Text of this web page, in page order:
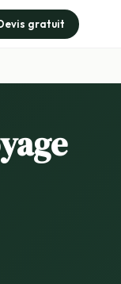
gratuit